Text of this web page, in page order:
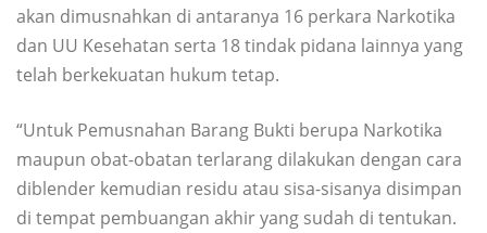
akan dimusnahkan di antaranya 16 perkara Narkotika
dan UU Kesehatan serta 18 tindak pidana lainnya yang
telah berkekuatan hukum tetap.
“Untuk Pemusnahan Barang Bukti berupa Narkotika
maupun obat-obatan terlarang dilakukan dengan cara
diblender kemudian residu atau sisa-sisanya disimpan
di tempat pembuangan akhir yang sudah di tentukan.